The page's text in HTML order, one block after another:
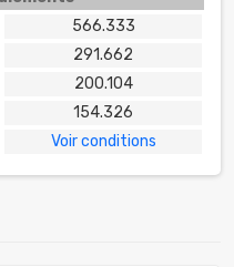
566.333
291.662
200.104
154.326
Voir conditions